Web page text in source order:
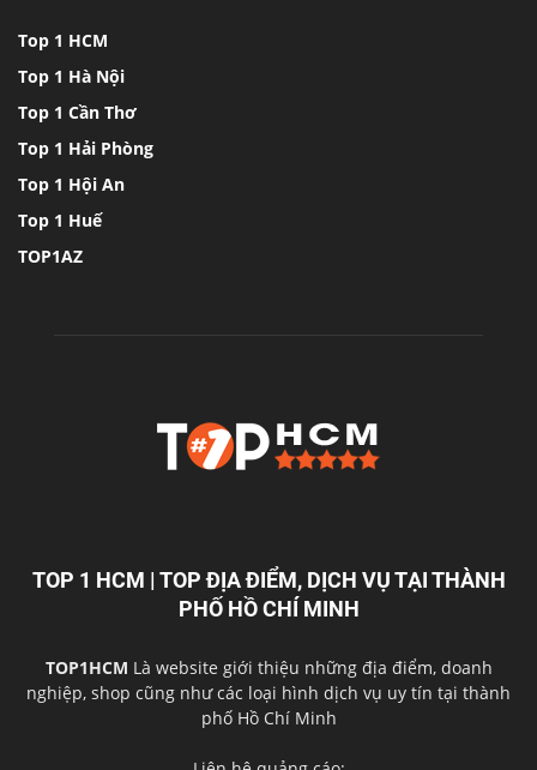
Top 1 HCM
Top 1 Hà Nội
Top 1 Cần Thơ
Top 1 Hải Phòng
Top 1 Hội An
Top 1 Huế
TOP1AZ
TOP 1 HCM | TOP ĐỊA ĐIỂM, DỊCH VỤ TẠI THÀNH
PHỐ HỒ CHÍ MINH
TOP1HCM Là website giới thiệu những địa điểm, doanh
nghiệp, shop cũng như các loại hình dịch vụ uy tín tại thành
phố Hồ Chí Minh